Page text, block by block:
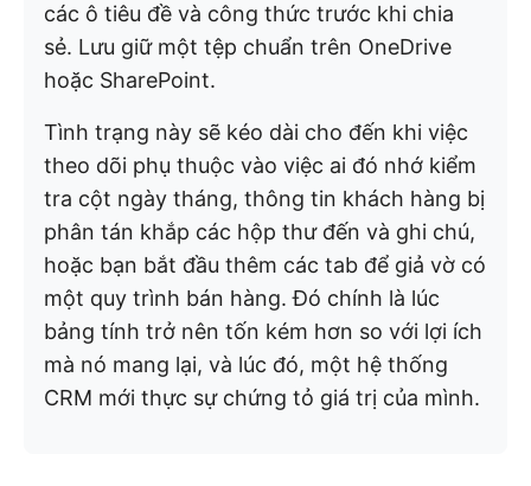
các ô tiêu đề và công thức trước khi chia
sẻ. Lưu giữ một tệp chuẩn trên OneDrive
hoặc SharePoint.
Tình trạng này sẽ kéo dài cho đến khi việc
theo dõi phụ thuộc vào việc ai đó nhớ kiểm
tra cột ngày tháng, thông tin khách hàng bị
phân tán khắp các hộp thư đến và ghi chú,
hoặc bạn bắt đầu thêm các tab để giả vờ có
một quy trình bán hàng. Đó chính là lúc
bảng tính trở nên tốn kém hơn so với lợi ích
mà nó mang lại, và lúc đó, một hệ thống
CRM mới thực sự chứng tỏ giá trị của mình.